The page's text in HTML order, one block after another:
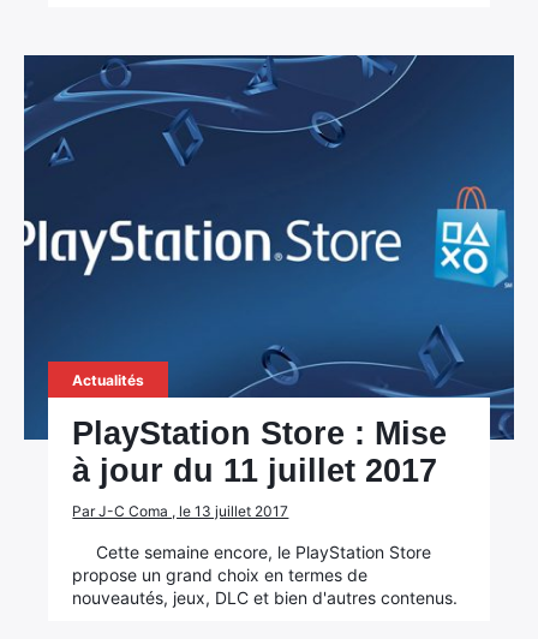
Actualités
PlayStation Store : Mise
à jour du 11 juillet 2017
Par J-C Coma , le 13 juillet 2017
Cette semaine encore, le PlayStation Store
propose un grand choix en termes de
nouveautés, jeux, DLC et bien d'autres contenus.